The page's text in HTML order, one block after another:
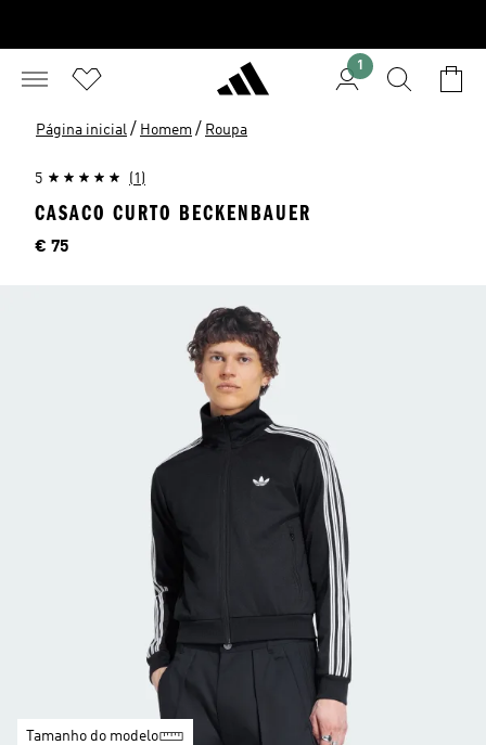
1
Página inicial / Homem / Roupa
5 (1)
CASACO CURTO BECKENBAUER
Preço
€ 75
Tamanho do modelo